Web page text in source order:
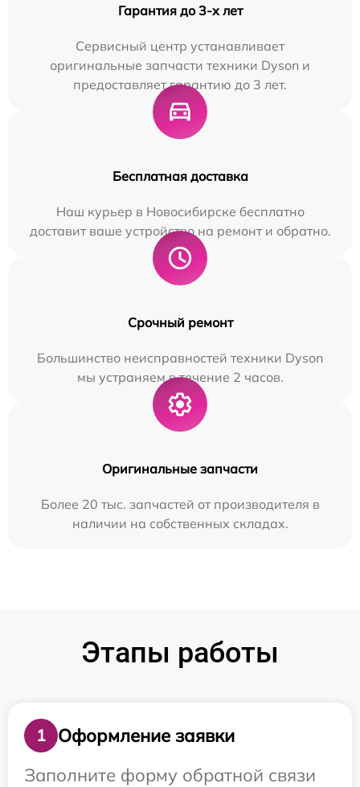
Гарантия до 3-х лет
Сервисный центр устанавливает
оригинальные запчасти техники Dyson и
предоставляет гарантию до 3 лет.
Бесплатная доставка
Наш курьер в Новосибирске бесплатно
доставит ваше устройство на ремонт и обратно.
Срочный ремонт
Большинство неисправностей техники Dyson
мы устраняем в течение 2 часов.
Оригинальные запчасти
Более 20 тыс. запчастей от производителя в
наличии на собственных складах.
Этапы работы
1
Оформление заявки
Заполните форму обратной связи